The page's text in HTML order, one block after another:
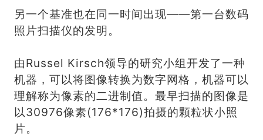
另一个基准也在同一时间出现——第一台数码
照片扫描仪的发明。
由Russel Kirsch领导的研究小组开发了一种
机器，可以将图像转换为数字网格，机器可以
理解称为像素的二进制值。最早扫描的图像是
以30976像素(176*176)拍摄的颗粒状小照
片。